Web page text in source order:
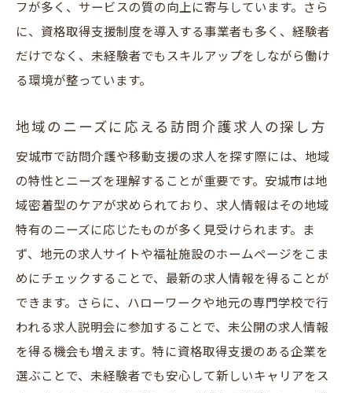
フが多く、サービスの質の向上に寄与しています。さら
に、資格取得支援制度を導入する事業者も多く、経験者
だけでなく、未経験者でもスキルアップをしながら働け
る環境が整っています。
地域のニーズに応える訪問介護求人の探し方
安城市で訪問介護や移動支援の求人を探す際には、地域
の特性とニーズを理解することが重要です。安城市は地
域密着型のケアが求められており、求人情報はその地域
特有のニーズに応じたものが多く見受けられます。ま
ず、地元の求人サイトや福祉施設のホームページをこま
めにチェックすることで、最新の求人情報を得ることが
できます。さらに、ハローワークや地元の専門学校で行
われる求人説明会に参加することで、未公開の求人情報
を得る機会も増えます。特に資格取得支援のある企業を
選ぶことで、未経験者でも安心して新しいキャリアをス